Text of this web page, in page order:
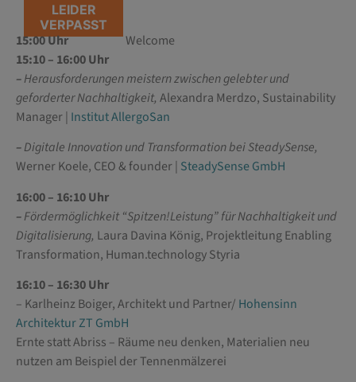
LEIDER
VERPASST
15:00 UhrWelcome
15:10 – 16:00 Uhr
–Herausforderungen meistern zwischen gelebter und
geforderter Nachhaltigkeit, Alexandra Merdzo, Sustainability
Manager | Institut AllergoSan
–Digitale Innovation und Transformation bei SteadySense,
Werner Koele, CEO & founder | SteadySense GmbH
16:00 – 16:10 Uhr
–Fördermöglichkeit “Spitzen!Leistung” für Nachhaltigkeit und
Digitalisierung, Laura Davina König, Projektleitung Enabling
Transformation, Human.technology Styria
16:10 – 16:30 Uhr
– Karlheinz Boiger, Architekt und Partner/ Hohensinn
Architektur ZT GmbH
Ernte statt Abriss – Räume neu denken, Materialien neu
nutzen am Beispiel der Tennenmälzerei